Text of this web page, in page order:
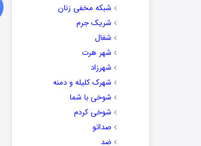
شبکه مخفی زنان
شریک جرم
شغال
شهر هرت
شهرزاد
شهرک کلیله و دمنه
شوخی با شما
شوخی کردم
صداتو
ضد